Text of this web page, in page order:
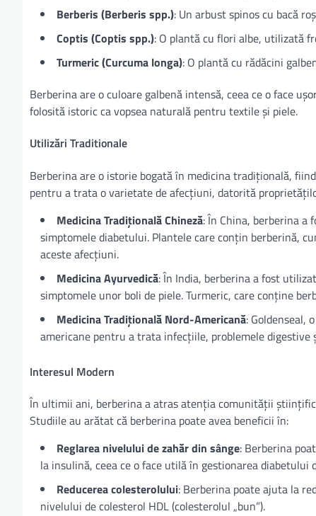
Berberis (Berberis spp.): Un arbust spinos cu bacă
Coptis (Coptis spp.): O plantă cu flori albe, utilizată
Turmeric (Curcuma longa): O plantă cu rădăcini
Berberina are o culoare galbenă intensă, ceea ce o face
folosită istoric ca vopsea naturală pentru textile și piele.
Utilizări Traditionale
Berberina are o istorie bogată în medicina tradițională,
pentru a trata o varietate de afecțiuni, datorită
Medicina Tradițională Chineză: În China, berberina
simptomele diabetului. Plantele care conțin berberină,
aceste afecțiuni.
Medicina Ayurvedică: În India, berberina a fost
simptomele unor boli de piele. Turmeric, care conține
Medicina Tradițională Nord-Americană: Goldenseal,
americane pentru a trata infecțiile, problemele
Interesul Modern
În ultimii ani, berberina a atras atenția comunității
Studiile au arătat că berberina poate avea beneficii în:
Reglarea nivelului de zahăr din sânge: Berberina
la insulină, ceea ce o face utilă în gestionarea diabetului
Reducerea colesterolului: Berberina poate ajuta la
nivelului de colesterol HDL (colesterolul „bun”).